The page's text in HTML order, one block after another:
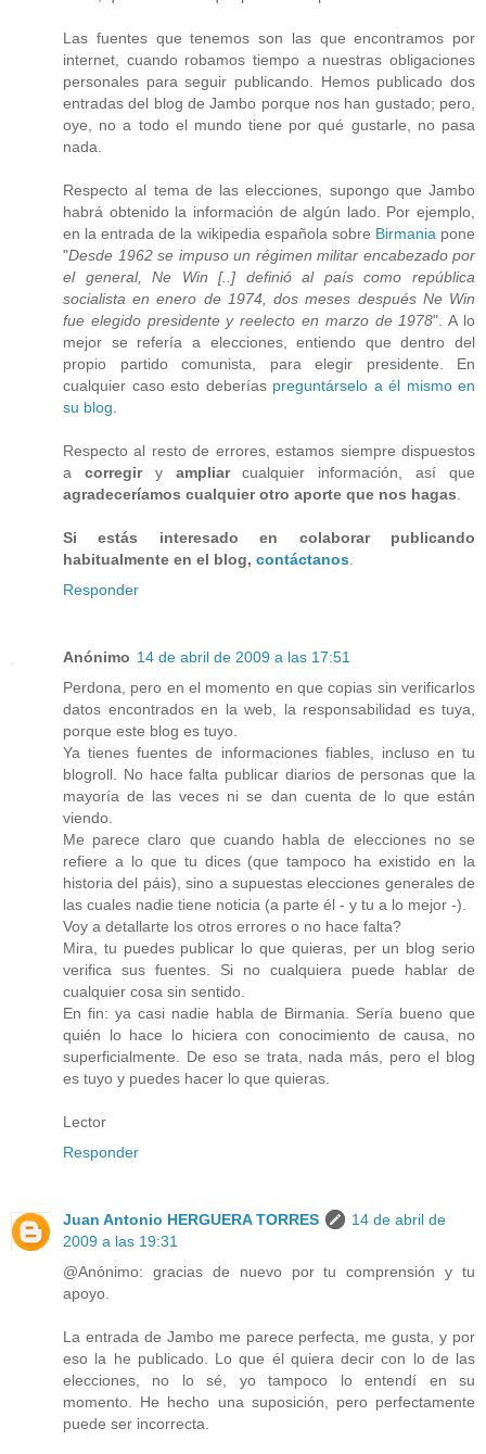
Las fuentes que tenemos son las que encontramos por
internet, cuando robamos tiempo a nuestras obligaciones
personales para seguir publicando. Hemos publicado dos
entradas del blog de Jambo porque nos han gustado; pero,
oye, no a todo el mundo tiene por qué gustarle, no pasa
nada.
Respecto al tema de las elecciones, supongo que Jambo
habrá obtenido la información de algún lado. Por ejemplo,
en la entrada de la wikipedia española sobre Birmania pone
"Desde 1962 se impuso un régimen militar encabezado por
el general, Ne Win [..] definió al país como república
socialista en enero de 1974, dos meses después Ne Win
fue elegido presidente y reelecto en marzo de 1978". A lo
mejor se refería a elecciones, entiendo que dentro del
propio partido comunista, para elegir presidente. En
cualquier caso esto deberías preguntárselo a él mismo en
su blog
Respecto al resto de errores, estamos siempre dispuestos
a corregiry ampliarcualquier información, así que
agradeceríamos cualquier otro aporte que nos hagas
Si estás interesado en colaborar publicando
habitualmente en el blog, contáctanos
Responder
Anónimo 14 de abril de 2009 a las 17:51
Perdona, pero en el momento en que copias sin verificarlos
datos encontrados en la web, la responsabilidad es tuya,
porque este blog es tuyo.
Ya tienes fuentes de informaciones fiables, incluso en tu
blogroll. No hace falta publicar diarios de personas que la
mayoría de las veces ni se dan cuenta de lo que están
viendo.
Me parece claro que cuando habla de elecciones no se
refiere a lo que tu dices (que tampoco ha existido en la
historia del páis), sino a supuestas elecciones generales de
las cuales nadie tiene noticia (a parte él - y tu a lo mejor -).
Voy a detallarte los otros errores o no hace falta?
Mira, tu puedes publicar lo que quieras, per un blog serio
verifica sus fuentes. Si no cualquiera puede hablar de
cualquier cosa sin sentido.
En fin: ya casi nadie habla de Birmania. Sería bueno que
quién lo hace lo hiciera con conocimiento de causa, no
superficialmente. De eso se trata, nada más, pero el blog
es tuyo y puedes hacer lo que quieras.
Lector
Responder
Juan Antonio HERGUERA TORRES
14 de abril de
2009 a las 19:31
@Anónimo: gracias de nuevo por tu comprensión y tu
apoyo.
La entrada de Jambo me parece perfecta, me gusta, y por
eso la he publicado. Lo que él quiera decir con lo de las
elecciones, no lo sé, yo tampoco lo entendí en su
momento. He hecho una suposición, pero perfectamente
puede ser incorrecta.